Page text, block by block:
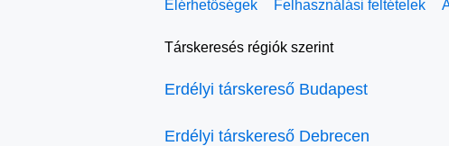
Elérhetőségek Felhasználási feltételek
Társkeresés régiók szerint
Erdélyi társkereső Budapest
Erdélyi társkereső Debrecen